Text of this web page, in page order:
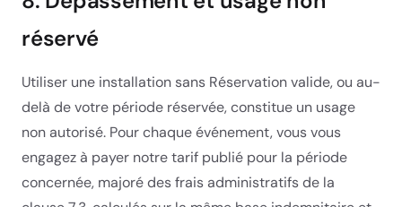
réservé
Utiliser une installation sans Réservation valide, ou au-
delà de votre période réservée, constitue un usage
non autorisé. Pour chaque événement, vous vous
engagez à payer notre tarif publié pour la période
concernée, majoré des frais administratifs de la